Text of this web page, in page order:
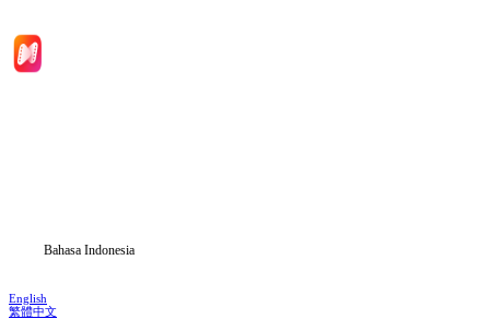
Bahasa Indonesia
English
繁體中文